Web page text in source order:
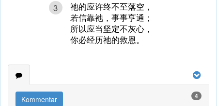
3
祂的应许终不至落空，
若信靠祂，事事亨通；
所以应当坚定不灰心，
你必经历祂的救恩。
Kommentar 4